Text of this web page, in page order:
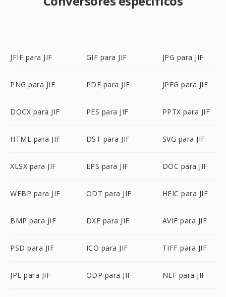
JFIF para JIF GIF para JIF JPG para JIF
PNG para JIF PDF para JIF JPEG para JIF
DOCX para JIF PES para JIF PPTX para JIF
HTML para JIF DST para JIF SVG para JIF
XLSX para JIF EPS para JIF DOC para JIF
WEBP para JIF ODT para JIF HEIC para JIF
BMP para JIF DXF para JIF AVIF para JIF
PSD para JIF ICO para JIF TIFF para JIF
JPE para JIF ODP para JIF NEF para JIF